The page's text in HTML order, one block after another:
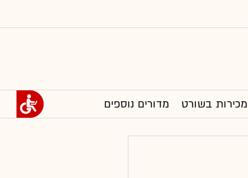
מכירות בשורט מדורים נוספים